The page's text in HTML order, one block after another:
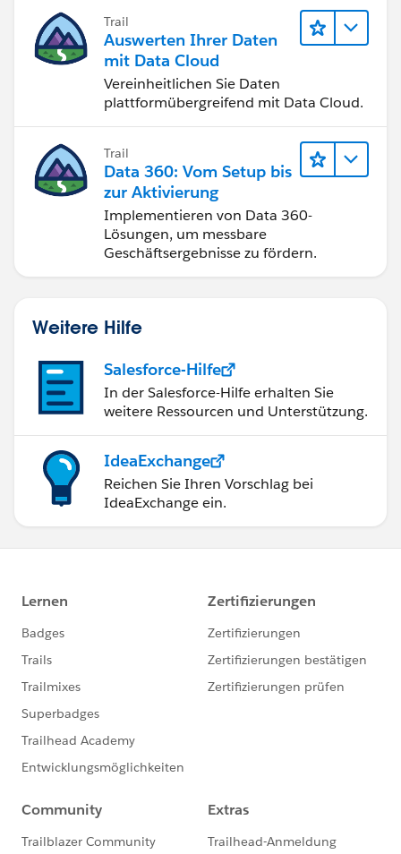
Trail
Auswerten Ihrer Daten
mit Data Cloud
Vereinheitlichen Sie Daten
plattformübergreifend mit Data Cloud.
Trail
Data 360: Vom Setup bis
zur Aktivierung
Implementieren von Data 360-
Lösungen, um messbare
Geschäftsergebnisse zu fördern.
Weitere Hilfe
Salesforce-Hilfe
In der Salesforce-Hilfe erhalten Sie
weitere Ressourcen und Unterstützung.
IdeaExchange
Reichen Sie Ihren Vorschlag bei
IdeaExchange ein.